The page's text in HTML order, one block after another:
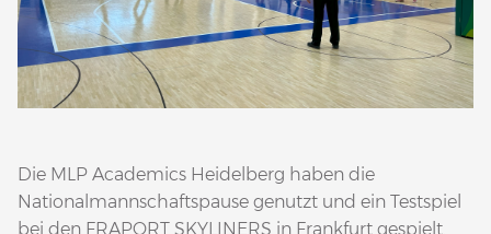
Die MLP Academics Heidelberg haben die
Nationalmannschaftspause genutzt und ein Testspiel
bei den FRAPORT SKYLINERS in Frankfurt gespielt.